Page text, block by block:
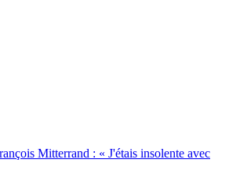
Mitterrand : « J'étais insolente avec